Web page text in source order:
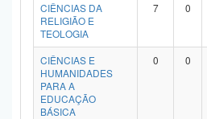
CIÊNCIAS DA
RELIGIÃO E
TEOLOGIA
7 0
CIÊNCIAS E
HUMANIDADES
PARA A
EDUCAÇÃO
BÁSICA
0 0